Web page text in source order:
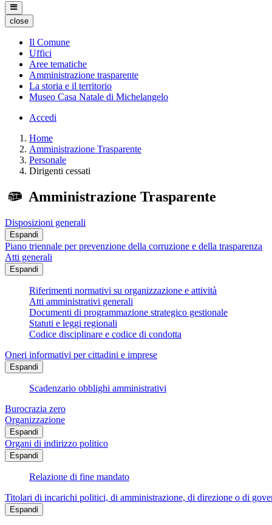
close
Il Comune
Uffici
Aree tematiche
Amministrazione trasparente
La storia e il territorio
Museo Casa Natale di Michelangelo
Accedi
Home
Amministrazione Trasparente
Personale
Dirigenti cessati
Amministrazione Trasparente
Disposizioni generali
Espandi
Piano triennale per prevenzione della corruzione e della trasparenza
Atti generali
Espandi
Riferimenti normativi su organizzazione e attività
Atti amministrativi generali
Documenti di programmazione strategico gestionale
Statuti e leggi regionali
Codice disciplinare e codice di condotta
Oneri informativi per cittadini e imprese
Espandi
Scadenzario obblighi amministrativi
Burocrazia zero
Organizzazione
Espandi
Organi di indirizzo politico
Espandi
Relazione di fine mandato
Titolari di incarichi politici, di amministrazione, di direzione o di
Espandi